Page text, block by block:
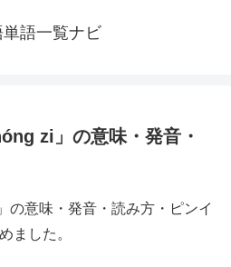
単語一覧ナビ
zi」の意味・発音・
の意味・発音・読み方・ピンイ
ました。